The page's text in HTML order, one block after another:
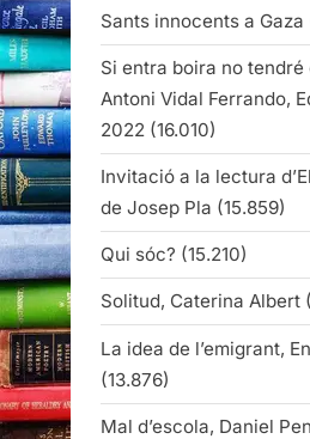
Sants innocents a Gaza
Si entra boira no tendré
Antoni Vidal Ferrando,
2022 (16.010)
Invitació a la lectura
de Josep Pla (15.859)
Qui sóc? (15.210)
Solitud, Caterina Albert
La idea de l’emigrant,
(13.876)
Mal d’escola, Daniel